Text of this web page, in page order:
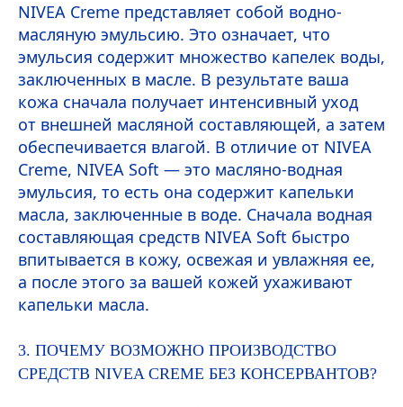
NIVEA Creme представляет собой водно-
масляную эмульсию. Это означает, что
эмульсия содержит множество капелек воды,
заключенных в масле. В результате ваша
кожа сначала получает интенсивный уход
от внешней масляной составляющей, а затем
обеспечивается влагой. В отличие от NIVEA
Creme, NIVEA Soft — это масляно-водная
эмульсия, то есть она содержит капельки
масла, заключенные в воде. Сначала водная
составляющая средств NIVEA Soft быстро
впитывается в кожу, освежая и увлажняя ее,
а после этого за вашей кожей ухаживают
капельки масла.
3. ПОЧЕМУ ВОЗМОЖНО ПРОИЗВОДСТВО
СРЕДСТВ NIVEA CREME БЕЗ КОНСЕРВАНТОВ?